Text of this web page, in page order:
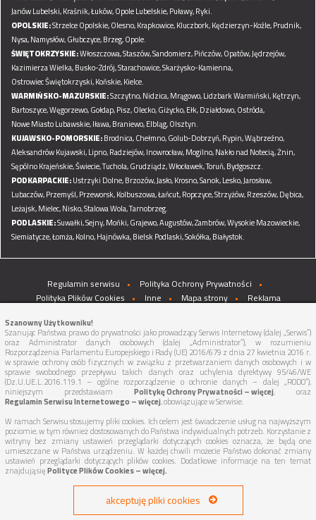
Janów Lubelski,Kraśnik,Łuków,Opole Lubelskie,Puławy,Ryki.
OPOLSKIE:Strzelce Opolskie,Olesno,Krapkowice,Kluczbork,Kędzierzyn-Koźle,Prudnik,
Nysa,Namysłów,Głubczyce,Brzeg,Opole.
ŚWIĘTOKRZYSKIE:Włoszczowa,Staszów,Sandomierz,Pińczów,Opatów,Jędrzejów,
Kazimierza Wielka,Busko-Zdrój,Starachowice,Skarżysko-Kamienna,
Ostrowiec Świętokrzyski,Końskie,Kielce.
WARMIŃSKO-MAZURSKIE:Szczytno,Nidzica,Mrągowo,Lidzbark Warmiński,Kętrzyn,
Bartoszyce,Węgorzewo,Gołdap,Pisz,Olecko,Giżycko,Ełk,Działdowo,Ostróda,
Nowe Miasto Lubawskie,Iława,Braniewo,Elbląg,Olsztyn.
KUJAWSKO-POMORSKIE:Brodnica,Chełmno,Golub-Dobrzyń,Rypin,Wąbrzeźno,
Aleksandrów Kujawski,Lipno,Radziejów,Inowrocław,Mogilno,Nakło nad Notecią,Żnin,
Sępólno Krajeńskie,Świecie,Tuchola,Grudziądz,Włocławek,Toruń,Bydgoszcz.
PODKARPACKIE:Ustrzyki Dolne,Brzozów,Jasło,Krosno,Sanok,Lesko,Jarosław,
Lubaczów,Przemyśl,Przeworsk,Kolbuszowa,Łańcut,Ropczyce,Strzyżów,Rzeszów,Dębica,
Leżajsk,Mielec,Nisko,Stalowa Wola,Tarnobrzeg.
PODLASKIE:Suwałki,Sejny,Mońki,Grajewo,Augustów,Zambrów,Wysokie Mazowieckie,
Siemiatycze,Łomża,Kolno,Hajnówka,Bielsk Podlaski,Sokółka,Białystok.
Regulamin serwisu
Polityka Ochrony Prywatności
Polityka Plików Cookies
Inne Mapa strony Reklama
Szanowny Użytkowniku!
Szanując Państwa prawo do prywatności jako prowadzący Serwis Internetowy (dalej „Serwis”)
oraz Administrator danych osobowych (dalej „Administrator”), w rozumieniu
Rozporządzenia Parlamentu Europejskiego i Rady (UE) 2016/679 z dnia 27 kwietnia 2016 r.
w sprawie ochrony osób fizycznych w związku z przetwarzaniem danych osobowych i w
sprawie swobodnego przepływu takich danych oraz uchylenia dyrektywy 95/46/WE
(Dz.U.UE.L.2016.119.1 – ogólne rozporządzenie o ochronie danych – dalej „RODO”),
niniejszym przedstawiam Politykę Ochrony Prywatności – więcej, oraz
Regulamin Serwisu Internetowego – więcej, obowiązujące w Serwisie.
W ramach Serwisu stosujemy pliki cookies. Ich celem jest świadczenie usług na najwyższym
poziomie, w tym również dostosowanych do Państwa indywidualnych potrzeb. Korzystanie z
witryny bez zmiany ustawień przeglądarki dotyczących cookies oznacza, że będą one
umieszczane w Państwa urządzeniu. W każdej chwili możecie Państwo dokonać zmiany
ustawień przeglądarki dotyczących plików cookies. Dodatkowe informacje na ten temat
znajdują sięPolityce Plików Cookies – więcej.
akceptuję pliki cookies